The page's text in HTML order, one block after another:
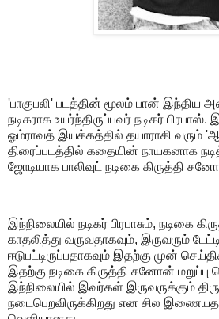
'பாகுபலி' படத்தின் மூலம் பான் இந்திய
நடிகராக உயர்ந்திருப்பவர் நடிகர்
ஓம்ராவத் இயக்கத்தில் தயாராகி வரும்
திரைப்படத்தில் கதையின் நாயகனாக
ஜோடியாக பாலிவுட் நடிகை கிருத்தி
இந்நிலையில் நடிகர் பிரபாசும், நடிகை
காதலித்து வருவதாகவும், இருவரும்
ஈடுபட்டிருப்பதாகவும் இதற்கு முன்
இதற்கு நடிகை கிருத்தி சனோன் மறுப்பு
இந்நிலையில் இவர்கள் இருவருக்கும்
நடைபெறவிருக்கிறது என சில